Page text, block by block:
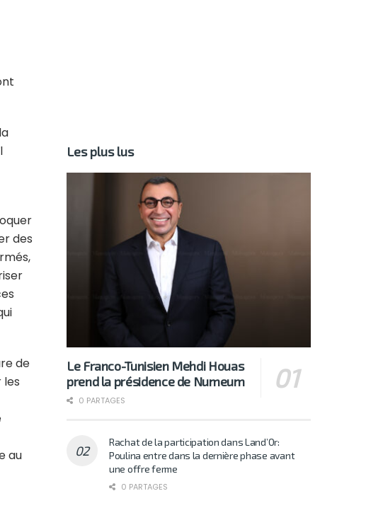
des
de
les
au
Les plus lus
Le Franco-Tunisien Mehdi Houas
prend la présidence de Numeum
0 PARTAGES
Rachat de la participation dans Land’Or:
Poulina entre dans la dernière phase avant
une offre ferme
0 PARTAGES